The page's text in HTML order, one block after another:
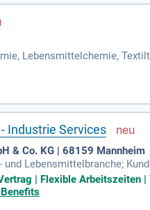
Lebensmittelchemie,
Sehr gute
Industrie Services
& Co. KG | 68159 Mannheim
Lebensmittelbranche;
Regionale
| Flexible Arbeitszeiten